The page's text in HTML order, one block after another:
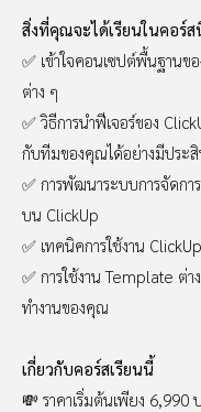
สิ่งที่คุณจะได้เรียนในคอร์ส
✅ เข้าใจคอนเซปต์พื้นฐานข
ต่าง ๆ
✅ วิธีการนำฟีเจอร์ของ
กับทีมของคุณได้อย่างมีประ
✅ การพัฒนาระบบการจัดกา
บน ClickUp
✅ เทคนิคการใช้งาน
✅ การใช้งาน Template ต่
ทำงานของคุณ
เกี่ยวกับคอร์สเรียนนี้
💸 ราคาเริ่มต้นเพียง 6,990